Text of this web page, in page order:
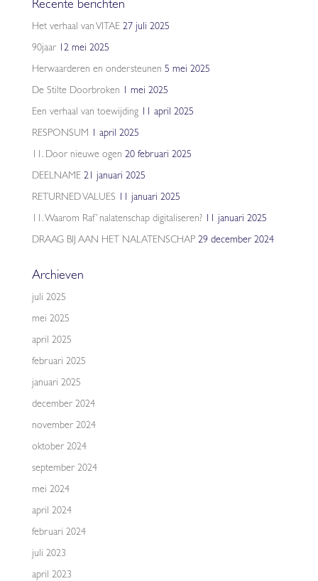
Recente berichten
Het verhaal van VITAE 27 juli 2025
90jaar 12 mei 2025
Herwaarderen en ondersteunen 5 mei 2025
De Stilte Doorbroken 1 mei 2025
Een verhaal van toewijding 11 april 2025
RESPONSUM 1 april 2025
11. Door nieuwe ogen 20 februari 2025
DEELNAME 21 januari 2025
RETURNED VALUES 11 januari 2025
11. Waarom Raf’ nalatenschap digitaliseren? 11 januari 2025
DRAAG BIJ AAN HET NALATENSCHAP 29 december 2024
Archieven
juli 2025
mei 2025
april 2025
februari 2025
januari 2025
december 2024
november 2024
oktober 2024
september 2024
mei 2024
april 2024
februari 2024
juli 2023
april 2023